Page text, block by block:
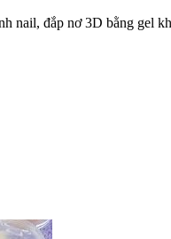
nail, đắp nơ 3D bằng gel